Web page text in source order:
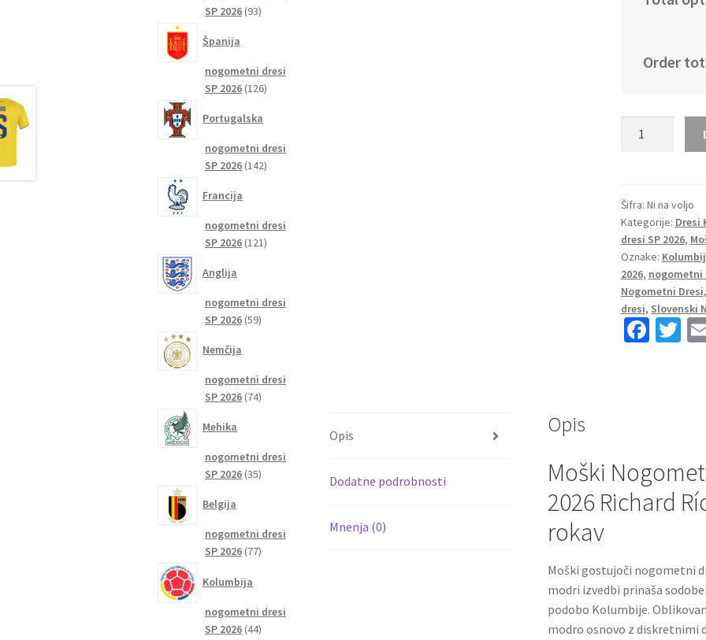
Order
SP
2026
Richard
Rios
#6
Gostujoči
Kratek
rokav
Šifra: Ni na voljo
Kategorije: Dresi
dresi SP 2026,
Oznake:
2026, nogometni
Nogometni Dresi,
dresi, Slovenski
Fa T
Opis
Dodatne podrobnosti
Mnenja (0)
Opis
Moški
2026 Richard
rokav
Moški gostujoči nogometni
modri izvedbi prinaša
podobo Kolumbije.
modro osnovo z diskretnimi
SP 2026 9393
Španija
nogometni dresi
SP 2026 126126
Portugalska
nogometni dresi
SP 2026 142142
Francija
nogometni dresi
SP 2026 121121
Anglija
nogometni dresi
SP 2026 5959
Nemčija
nogometni dresi
SP 2026 7474
Mehika
nogometni dresi
SP 2026 3535
Belgija
nogometni dresi
SP 2026 7777
Kolumbija
nogometni dresi
SP 2026 4444